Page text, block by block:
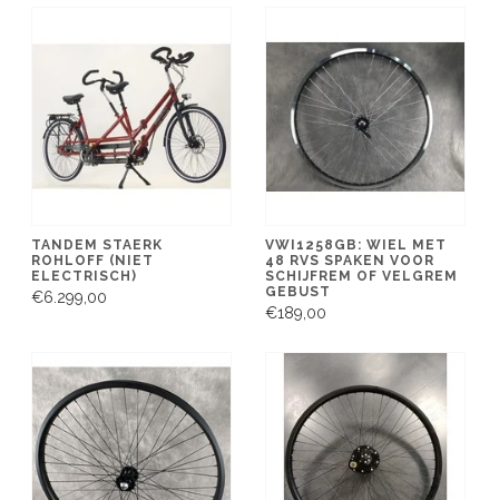
TANDEM STAERK
ROHLOFF (NIET
ELECTRISCH)
€6.299,00
VWI1258GB: WIEL MET
48 RVS SPAKEN VOOR
SCHIJFREM OF VELGREM
GEBUST
€189,00